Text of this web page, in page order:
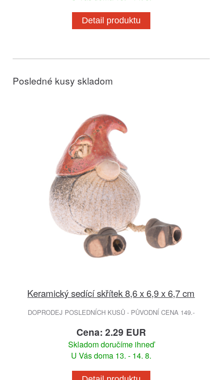
Detail produktu
Posledné kusy skladom
Keramický sedící skřítek 8,6 x 6,9 x 6,7 cm
DOPRODEJ POSLEDNÍCH KUSŮ - PŮVODNÍ CENA 149.-
Cena: 2.29 EUR
Skladom doručíme ihneď
U Vás doma 13. - 14. 8.